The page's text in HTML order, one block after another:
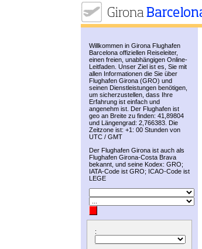
Willkommen in Girona Flughafen
Barcelona offiziellen Reiseleiter,
einen freien, unabhängigen Online-
Leitfaden. Unser Ziel ist es, Sie mit
allen Informationen die Sie über
Flughafen Girona (GRO) und
seinen Dienstleistungen benötigen,
um sicherzustellen, dass Ihre
Erfahrung ist einfach und
angenehm ist. Der Flughafen ist
geo an Breite zu finden: 41,89804
und Längengrad: 2,766383. Die
Zeitzone ist: +1: 00 Stunden von
UTC / GMT
Der Flughafen Girona ist auch als
Flughafen Girona-Costa Brava
bekannt, und seine Kodex: GRO;
IATA-Code ist GRO; ICAO-Code ist
LEGE
: